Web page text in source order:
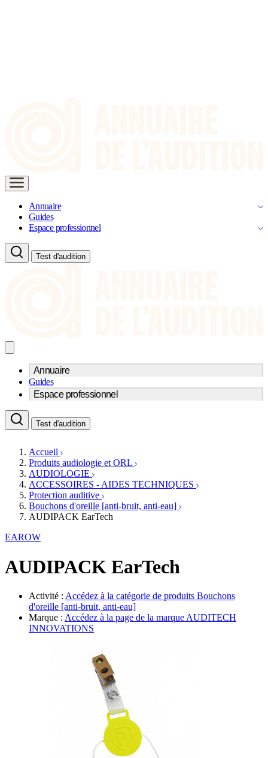
Annuaire
Guides
Espace professionnel
Test d'audition
Annuaire
Trouvez un professionnel de l'audition
Centre d'audioprothèse
Médecins ORL & Phoniatres
Écoles spécialisées
Fournisseurs
Associations
Guides
Espace professionnel
Acteurs et services
Fournisseurs
Services ORL
Orthophonistes
Formations et écoles
Organismes / Syndicats
Produits
Ressources
Actualités
Test d'audition
Accueil
Produits audiologie et ORL
AUDIOLOGIE
ACCESSOIRES - AIDES TECHNIQUES
Protection auditive
Bouchons d'oreille [anti-bruit, anti-eau]
AUDIPACK EarTech
EAROW
AUDIPACK EarTech
Activité : Accédez à la catégorie de produits Bouchons
d'oreille [anti-bruit, anti-eau]
Marque : Accédez à la page de la marque AUDITECH
INNOVATIONS